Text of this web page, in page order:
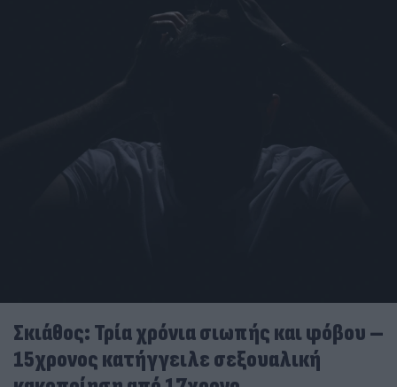
Σκιάθος: Τρία χρόνια σιωπής και φόβου –
15χρονος κατήγγειλε σεξουαλική